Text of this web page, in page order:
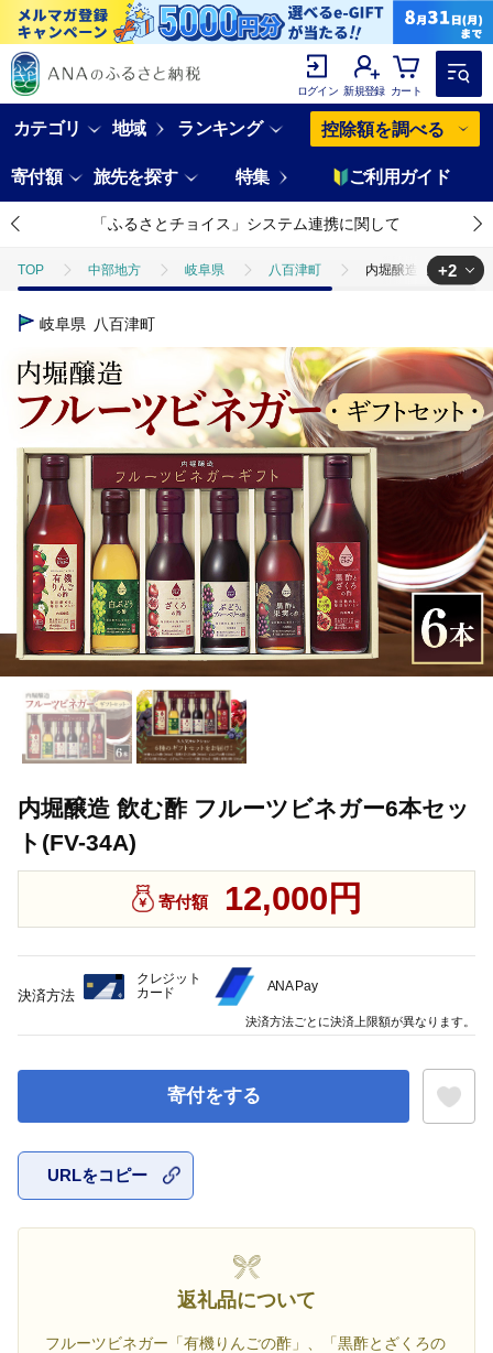
ログイン 新規登録 カート
カテゴリ 地域 ランキング 控除額を調べる
寄付額 旅先を探す 特集 ご利用ガイド
「ふるさとチョイス」システム連携に関して
TOP 中部地方 岐阜県 八百津町 内堀醸造 飲む酢 フ
TOP
ほかの飲料 内堀醸造 飲む酢 フルーツ
+2
岐阜県 八百津町
内堀醸造 飲む酢 フルーツビネガー6本セッ
ト(FV-34A)
寄付額 12,000円
寄付をする
URLをコピー
返礼品について
フルーツビネガー「有機りんごの酢」、「黒酢とざくろの
決済方法
クレジット
カード
ANA Pay
決済方法ごとに決済上限額が異なります。